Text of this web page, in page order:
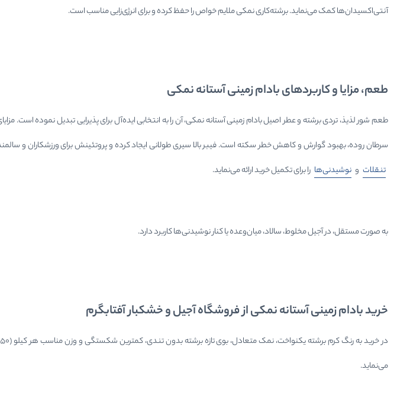
آنتی‌اکسیدان‌ها کمک می‌نماید. برشته‌کاری نمکی ملایم خواص را حفظ کرده و برای انرژی‌زایی مناسب است.
طعم، مزایا و کاربردهای بادام زمینی آستانه نمکی
سرطان روده، بهبود گوارش و کاهش خطر سکته است. فیبر بالا سیری طولانی ایجاد کرده و پروتئینش برای ورزشکاران و
تنقلات و نوشیدنی‌ها را برای تکمیل خرید ارائه می‌نماید.
به صورت مستقل، در آجیل مخلوط، سالاد، میان‌وعده یا کنار نوشیدنی‌ها کاربرد دارد.
خرید بادام زمینی آستانه نمکی از فروشگاه آجیل و خشکبار آفتابگرم
می‌نماید.